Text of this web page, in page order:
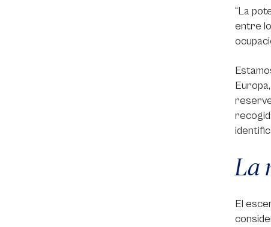
“La
entre
La
El